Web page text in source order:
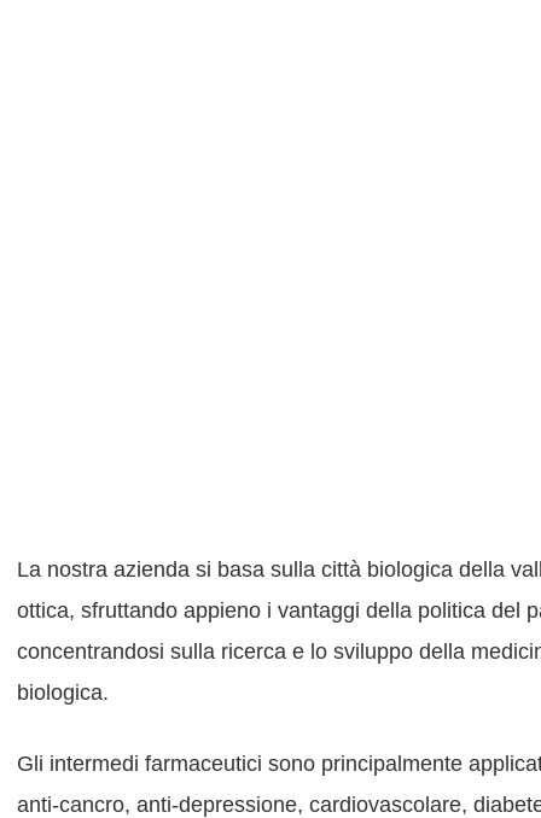
La nostra azienda si basa sulla città biologica della
ottica, sfruttando appieno i vantaggi della politica del
concentrandosi sulla ricerca e lo sviluppo della
biologica.
Gli intermedi farmaceutici sono principalmente
anti-cancro, anti-depressione, cardiovascolare,